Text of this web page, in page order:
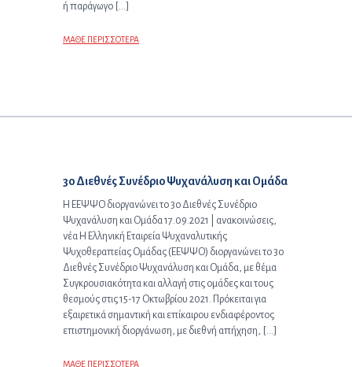
ή παράγωγο […]
ΜΑΘΕ ΠΕΡΙΣΣΟΤΕΡΑ
Επόμενο άρθρο:
3ο Διεθνές Συνέδριο Ψυχανάλυση και Ομάδα
Η ΕΕΨΨΟ διοργανώνει το 3ο Διεθνές Συνέδριο
Ψυχανάλυση και Ομάδα 17.09.2021 | ανακοινώσεις,
νέα Η Ελληνική Εταιρεία Ψυχαναλυτικής
Ψυχοθεραπείας Ομάδας (ΕΕΨΨΟ) διοργανώνει το 3ο
Διεθνές Συνέδριο Ψυχανάλυση και Ομάδα, με θέμα
Συγκρουσιακότητα και αλλαγή στις ομάδες και τους
θεσμούς στις 15-17 Οκτωβρίου 2021. Πρόκειται για
εξαιρετικά σημαντική και επίκαιρου ενδιαφέροντος
επιστημονική διοργάνωση, με διεθνή απήχηση, […]
ΜΑΘΕ ΠΕΡΙΣΣΟΤΕΡΑ